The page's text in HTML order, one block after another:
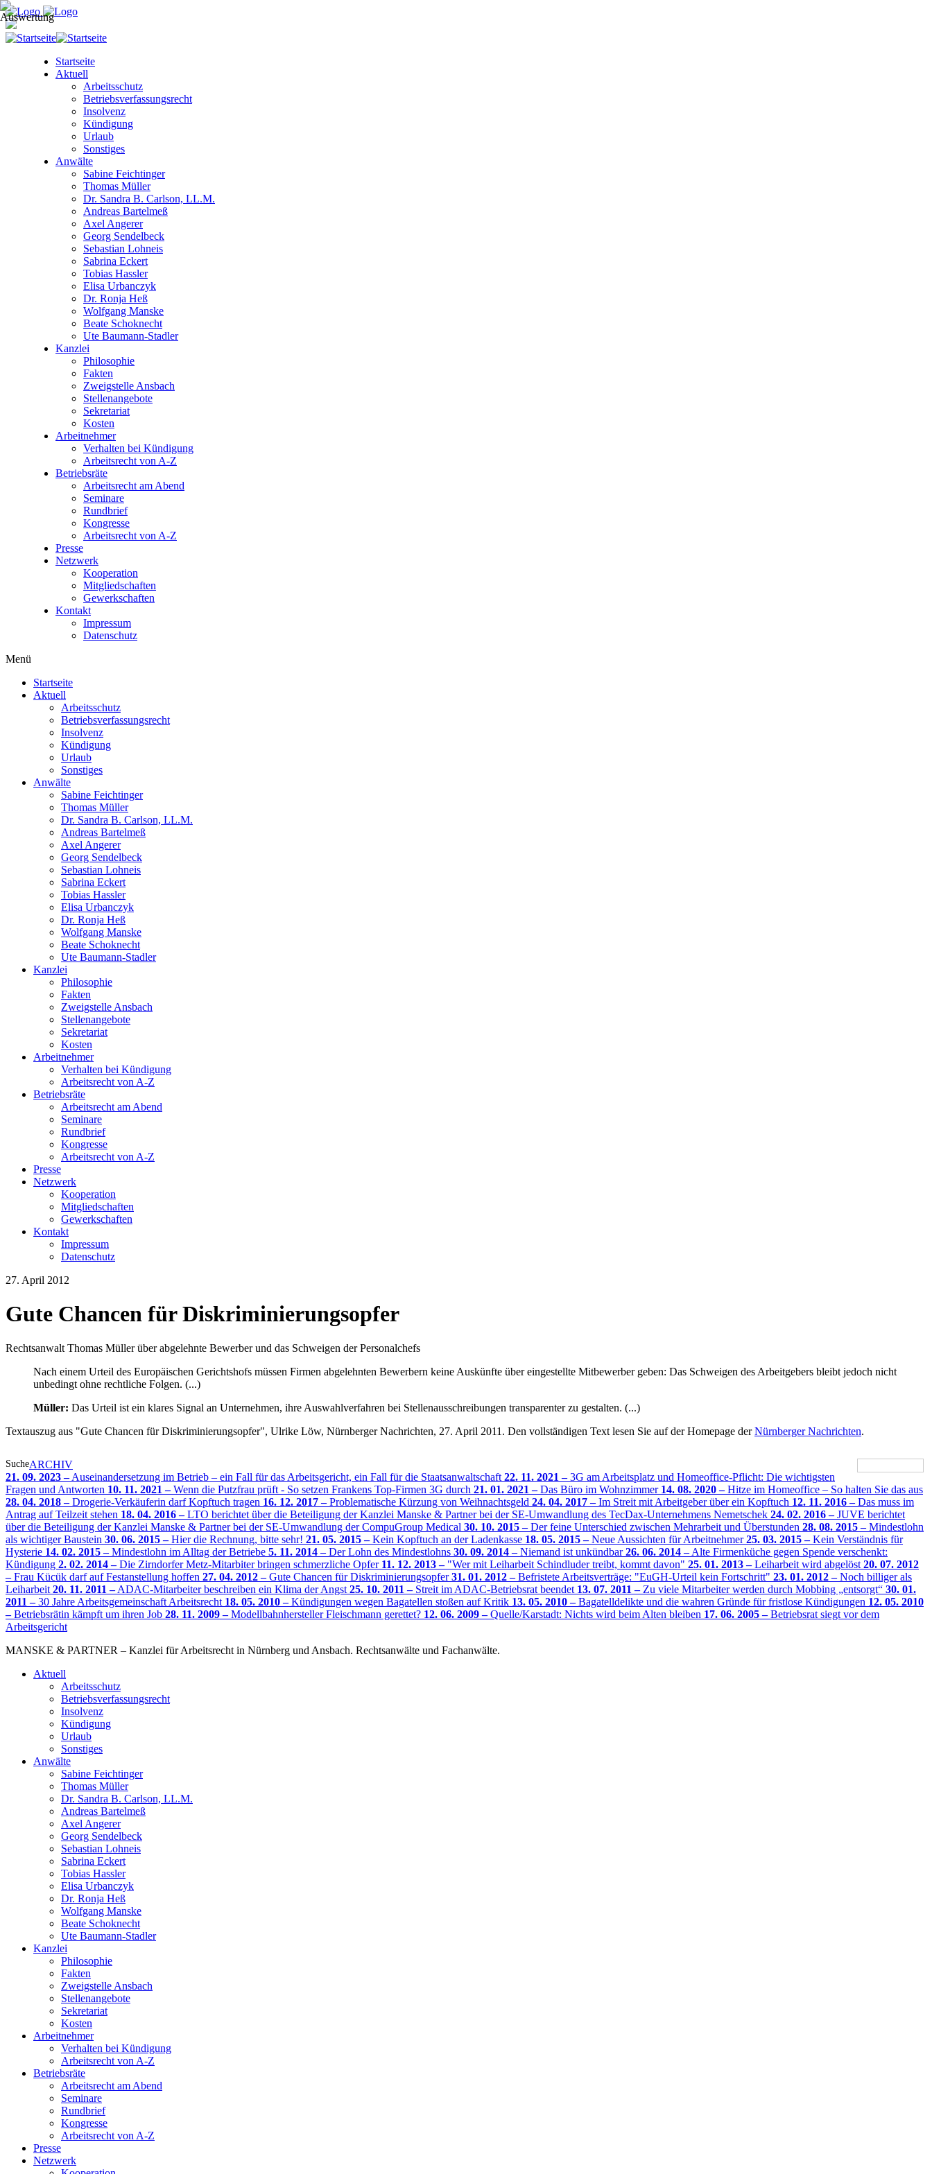
Startseite
Aktuell
Arbeitsschutz
Betriebsverfassungsrecht
Insolvenz
Kündigung
Urlaub
Sonstiges
Anwälte
Sabine Feichtinger
Thomas Müller
Dr. Sandra B. Carlson, LL.M.
Andreas Bartelmeß
Axel Angerer
Georg Sendelbeck
Sebastian Lohneis
Sabrina Eckert
Tobias Hassler
Elisa Urbanczyk
Dr. Ronja Heß
Wolfgang Manske
Beate Schoknecht
Ute Baumann-Stadler
Kanzlei
Philosophie
Fakten
Zweigstelle Ansbach
Stellenangebote
Sekretariat
Kosten
Arbeitnehmer
Verhalten bei Kündigung
Arbeitsrecht von A-Z
Betriebsräte
Arbeitsrecht am Abend
Seminare
Rundbrief
Kongresse
Arbeitsrecht von A-Z
Presse
Netzwerk
Kooperation
Mitgliedschaften
Gewerkschaften
Kontakt
Impressum
Datenschutz
Menü
Startseite
Aktuell
Arbeitsschutz
Betriebsverfassungsrecht
Insolvenz
Kündigung
Urlaub
Sonstiges
Anwälte
Sabine Feichtinger
Thomas Müller
Dr. Sandra B. Carlson, LL.M.
Andreas Bartelmeß
Axel Angerer
Georg Sendelbeck
Sebastian Lohneis
Sabrina Eckert
Tobias Hassler
Elisa Urbanczyk
Dr. Ronja Heß
Wolfgang Manske
Beate Schoknecht
Ute Baumann-Stadler
Kanzlei
Philosophie
Fakten
Zweigstelle Ansbach
Stellenangebote
Sekretariat
Kosten
Arbeitnehmer
Verhalten bei Kündigung
Arbeitsrecht von A-Z
Betriebsräte
Arbeitsrecht am Abend
Seminare
Rundbrief
Kongresse
Arbeitsrecht von A-Z
Presse
Netzwerk
Kooperation
Mitgliedschaften
Gewerkschaften
Kontakt
Impressum
Datenschutz
27. April 2012
Gute Chancen für Diskriminierungsopfer
Rechtsanwalt Thomas Müller über abgelehnte Bewerber und das Schweigen der Personalchefs
Nach einem Urteil des Europäischen Gerichtshofs müssen Firmen abgelehnten Bewerbern keine Auskünfte über eingestellte Mitbewerber geben: Das Schweigen des Arbeitgebers bleibt jedoch nicht
unbedingt ohne rechtliche Folgen. (...)
Müller: Das Urteil ist ein klares Signal an Unternehmen, ihre Auswahlverfahren bei Stellenausschreibungen transparenter zu gestalten. (...)
Textauszug aus "Gute Chancen für Diskriminierungsopfer", Ulrike Löw, Nürnberger Nachrichten, 27. April 2011. Den vollständigen Text lesen Sie auf der Homepage derNürnberger Nachrichten.
SucheARCHIV
21. 09. 2023 –Auseinandersetzung im Betrieb – ein Fall für das Arbeitsgericht, ein Fall für die Staatsanwaltschaft 22. 11. 2021 –3G am Arbeitsplatz und Homeoffice-Pflicht: Die wichtigsten
Fragen und Antworten 10. 11. 2021 –Wenn die Putzfrau prüft - So setzen Frankens Top-Firmen 3G durch 21. 01. 2021 –Das Büro im Wohnzimmer 14. 08. 2020 –Hitze im Homeoffice – So halten Sie das aus
28. 04. 2018 –Drogerie-Verkäuferin darf Kopftuch tragen 16. 12. 2017 –Problematische Kürzung von Weihnachtsgeld 24. 04. 2017 –Im Streit mit Arbeitgeber über ein Kopftuch 12. 11. 2016 –Das muss im
Antrag auf Teilzeit stehen 18. 04. 2016 –LTO berichtet über die Beteiligung der Kanzlei Manske & Partner bei der SE-Umwandlung des TecDax-Unternehmens Nemetschek 24. 02. 2016 –JUVE berichtet
über die Beteiligung der Kanzlei Manske & Partner bei der SE-Umwandlung der CompuGroup Medical 30. 10. 2015 –Der feine Unterschied zwischen Mehrarbeit und Überstunden 28. 08. 2015 –Mindestlohn
als wichtiger Baustein 30. 06. 2015 –Hier die Rechnung, bitte sehr! 21. 05. 2015 –Kein Kopftuch an der Ladenkasse 18. 05. 2015 –Neue Aussichten für Arbeitnehmer25. 03. 2015 –Kein Verständnis für
Hysterie 14. 02. 2015 –Mindestlohn im Alltag der Betriebe 5. 11. 2014 –Der Lohn des Mindestlohns 30. 09. 2014 –Niemand ist unkündbar26. 06. 2014 –Alte Firmenküche gegen Spende verschenkt:
Kündigung 2. 02. 2014 –Die Zirndorfer Metz-Mitarbiter bringen schmerzliche Opfer 11. 12. 2013 –"Wer mit Leiharbeit Schindluder treibt, kommt davon" 25. 01. 2013 –Leiharbeit wird abgelöst 20. 07. 2012
–Frau Kücük darf auf Festanstellung hoffen 27. 04. 2012 –Gute Chancen für Diskriminierungsopfer31. 01. 2012 –Befristete Arbeitsverträge: "EuGH-Urteil kein Fortschritt" 23. 01. 2012 –Noch billiger als
Leiharbeit 20. 11. 2011 –ADAC-Mitarbeiter beschreiben ein Klima der Angst 25. 10. 2011 –Streit im ADAC-Betriebsrat beendet 13. 07. 2011 –Zu viele Mitarbeiter werden durch Mobbing „entsorgt“ 30. 01.
2011 –30 Jahre Arbeitsgemeinschaft Arbeitsrecht 18. 05. 2010 –Kündigungen wegen Bagatellen stoßen auf Kritik 13. 05. 2010 –Bagatelldelikte und die wahren Gründe für fristlose Kündigungen 12. 05. 2010
–Betriebsrätin kämpft um ihren Job 28. 11. 2009 –Modellbahnhersteller Fleischmann gerettet? 12. 06. 2009 –Quelle/Karstadt: Nichts wird beim Alten bleiben 17. 06. 2005 –Betriebsrat siegt vor dem
Arbeitsgericht
MANSKE & PARTNER – Kanzlei für Arbeitsrecht in Nürnberg und Ansbach. Rechtsanwälte und Fachanwälte.
Aktuell
Arbeitsschutz
Betriebsverfassungsrecht
Insolvenz
Kündigung
Urlaub
Sonstiges
Anwälte
Sabine Feichtinger
Thomas Müller
Dr. Sandra B. Carlson, LL.M.
Andreas Bartelmeß
Axel Angerer
Georg Sendelbeck
Sebastian Lohneis
Sabrina Eckert
Tobias Hassler
Elisa Urbanczyk
Dr. Ronja Heß
Wolfgang Manske
Beate Schoknecht
Ute Baumann-Stadler
Kanzlei
Philosophie
Fakten
Zweigstelle Ansbach
Stellenangebote
Sekretariat
Kosten
Arbeitnehmer
Verhalten bei Kündigung
Arbeitsrecht von A-Z
Betriebsräte
Arbeitsrecht am Abend
Seminare
Rundbrief
Kongresse
Arbeitsrecht von A-Z
Presse
Netzwerk